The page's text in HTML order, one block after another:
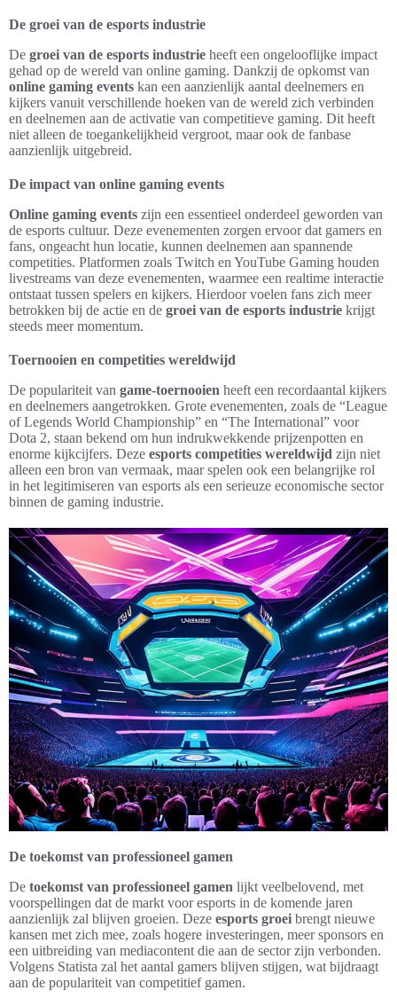
De groei van de esports industrie
De groei van de esports industrie heeft een ongelooflijke impact
gehad op de wereld van online gaming. Dankzij de opkomst van
online gaming events kan een aanzienlijk aantal deelnemers en
kijkers vanuit verschillende hoeken van de wereld zich verbinden
en deelnemen aan de activatie van competitieve gaming. Dit heeft
niet alleen de toegankelijkheid vergroot, maar ook de fanbase
aanzienlijk uitgebreid.
De impact van online gaming events
Online gaming events zijn een essentieel onderdeel geworden van
de esports cultuur. Deze evenementen zorgen ervoor dat gamers en
fans, ongeacht hun locatie, kunnen deelnemen aan spannende
competities. Platformen zoals Twitch en YouTube Gaming houden
livestreams van deze evenementen, waarmee een realtime interactie
ontstaat tussen spelers en kijkers. Hierdoor voelen fans zich meer
betrokken bij de actie en de groei van de esports industrie krijgt
steeds meer momentum.
Toernooien en competities wereldwijd
De populariteit van game-toernooien heeft een recordaantal kijkers
en deelnemers aangetrokken. Grote evenementen, zoals de “League
of Legends World Championship” en “The International” voor
Dota 2, staan bekend om hun indrukwekkende prijzenpotten en
enorme kijkcijfers. Deze esports competities wereldwijd zijn niet
alleen een bron van vermaak, maar spelen ook een belangrijke rol
in het legitimiseren van esports als een serieuze economische sector
binnen de gaming industrie.
De toekomst van professioneel gamen
De toekomst van professioneel gamen lijkt veelbelovend, met
voorspellingen dat de markt voor esports in de komende jaren
aanzienlijk zal blijven groeien. Deze esports groei brengt nieuwe
kansen met zich mee, zoals hogere investeringen, meer sponsors en
een uitbreiding van mediacontent die aan de sector zijn verbonden.
Volgens Statista zal het aantal gamers blijven stijgen, wat bijdraagt
aan de populariteit van competitief gamen.